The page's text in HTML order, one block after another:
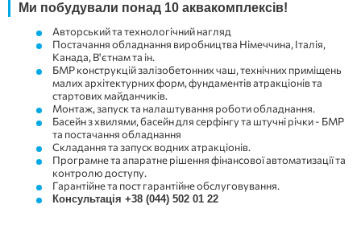
Ми побудували понад 10 аквакомплексів!
Авторський та технологічний нагляд
Постачання обладнання виробництва Німеччина, Італія,
Канада, В'єтнам та ін.
БМР конструкцій залізобетонних чаш, технічних приміщень
малих архітектурних форм, фундаментів атракціонів та
стартових майданчиків.
Монтаж, запуск та налаштування роботи обладнання.
Басейн з хвилями, басейн для серфінгу та штучні річки - БМР
та постачання обладнання
Складання та запуск водних атракціонів.
Програмне та апаратне рішення фінансової автоматизації та
контролю доступу.
Гарантійне та пост гарантійне обслуговування.
Консультація +38 (044) 502 01 22